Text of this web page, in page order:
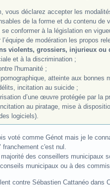
vous déclarez accepter les
de la forme et du contenu de
conformer à la législation en
de modération les propos
violents, grossiers, injurieux ou
et à la discrimination ;
l'humanité ;
atteinte aux bonnes
incitation au suicide ;
d’une œuvre protégée par la
au piratage, mise à
logiciels).
voté comme Génot mais je le
franchement c'est nul.
des conseillers municipaux
municipaux ou à des
contre Sébastien Cattanéo